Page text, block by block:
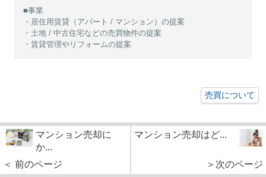
■事業
・居住用賃貸（アパート / マンション）の提案
・土地 / 中古住宅などの売買物件の提案
・賃貸管理やリフォームの提案
売買について
マンション売却に
か...
＜ 前のページ
マンション売却はど...
＞次のページ